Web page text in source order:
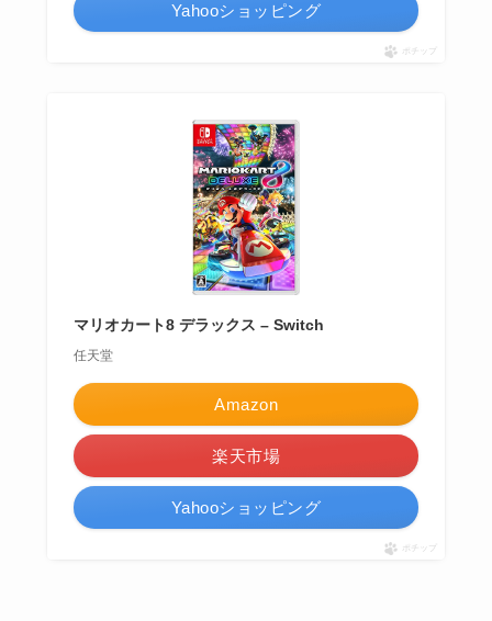
Yahooショッピング
ポチップ
マリオカート8 デラックス – Switch
任天堂
Amazon
楽天市場
Yahooショッピング
ポチップ